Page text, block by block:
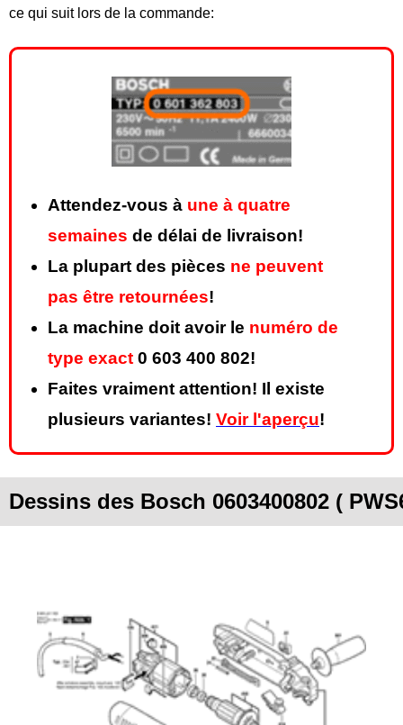
ce qui suit lors de la commande:
Attendez-vous à une à quatre
semaines de délai de livraison!
La plupart des pièces ne peuvent
pas être retournées!
La machine doit avoir le numéro de
type exact 0 603 400 802!
Faites vraiment attention! Il existe
plusieurs variantes! Voir l'aperçu!
Dessins des Bosch 0603400802 (